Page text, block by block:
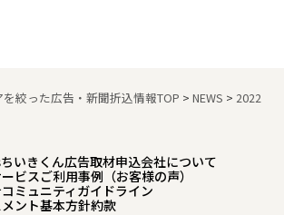
絞った広告・新聞折込情報TOP >NEWS > 2022
ちいきくん広告取材申込会社について
ビスご利用事例（お客様の声）
コミュニティガイドライン
ント基本方針約款